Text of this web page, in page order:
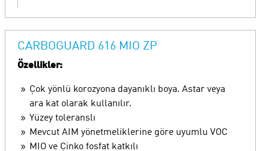
CARBOGUARD 616 MIO ZP
Özellikler:
Çok yönlü korozyona dayanıklı boya. Astar veya
ara kat olarak kullanılır.
Yüzey toleranslı
Mevcut AIM yönetmeliklerine göre uyumlu VOC
MIO ve Çinko fosfat katkılı